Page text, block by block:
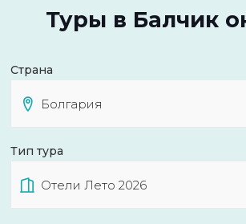
Туры в Балчик
Страна
Тип тура